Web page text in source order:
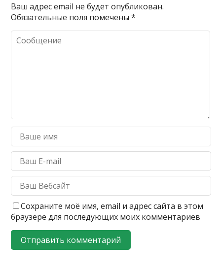
Ваш адрес email не будет опубликован.
Обязательные поля помечены*
Сохраните моё имя, email и адрес сайта в этом
браузере для последующих моих комментариев